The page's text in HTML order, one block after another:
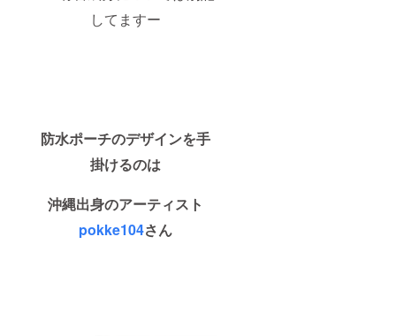
してますー
防水ポーチのデザインを手
掛けるのは
沖縄出身のアーティスト
pokke104さん